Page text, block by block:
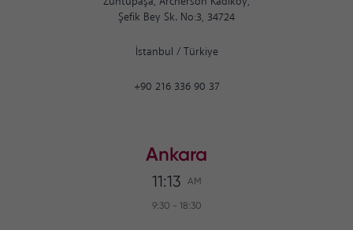
Şefik Bey Sk. No:3, 34724
İstanbul / Türkiye
+90 216 336 90 37
Ankara
11:13 AM
9:30 - 18:30